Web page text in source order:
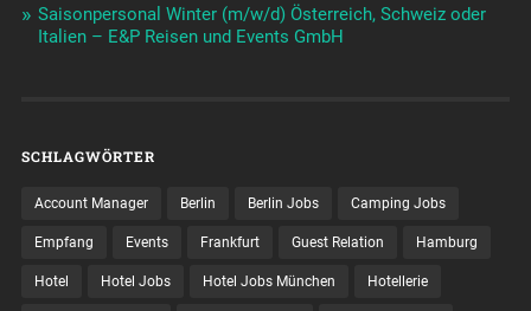
Saisonpersonal Winter (m/w/d) Österreich, Schweiz oder
Italien – E&P Reisen und Events GmbH
SCHLAGWÖRTER
Account Manager Berlin Berlin Jobs Camping Jobs
Empfang Events Frankfurt Guest Relation Hamburg
Hotel Hotel Jobs Hotel Jobs München Hotellerie